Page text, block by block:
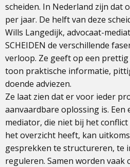
scheiden. In Nederland zijn dat
per jaar. De helft van deze
Wills Langedijk, advocaat-
SCHEIDEN de verschillende
verloop. Ze geeft op een
toon praktische informatie,
doende adviezen.
Ze laat zien dat er voor ieder
aanvaardbare oplossing is. Een
mediator, die niet bij het
het overzicht heeft, kan
gesprekken te structureren, te
reguleren. Samen worden vaak